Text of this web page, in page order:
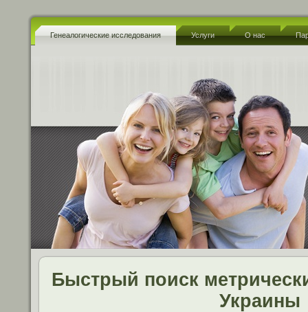
Генеалогические исследования Услуги О нас
Быстрый поиск
Украины